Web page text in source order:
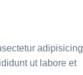
adipisicing
ut labore et